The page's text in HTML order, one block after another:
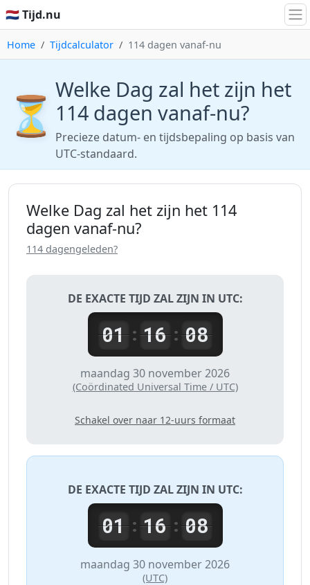
🇳🇱 Tijd.nu
Home Tijdcalculator 114 dagen vanaf-nu
⏳ Welke Dag zal het zijn het
114 dagen vanaf-nu?
Precieze datum- en tijdsbepaling op basis van
UTC-standaard.
Welke Dag zal het zijn het 114
dagen vanaf-nu?
114 dagengeleden?
DE EXACTE TIJD ZAL ZIJN IN UTC:
01: 16: 08
maandag 30 november 2026
(Coördinated Universal Time / UTC)
Schakel over naar 12-uurs formaat
DE EXACTE TIJD ZAL ZIJN IN UTC:
01: 16: 08
maandag 30 november 2026
(UTC)